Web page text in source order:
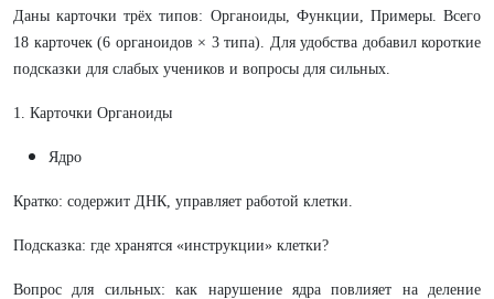
Даны карточки трёх типов: Органоиды, Функции, Примеры. Всего
18 карточек (6 органоидов × 3 типа). Для удобства добавил короткие
подсказки для слабых учеников и вопросы для сильных.
1. Карточки Органоиды
Ядро
Кратко: содержит ДНК, управляет работой клетки.
Подсказка: где хранятся «инструкции» клетки?
Вопрос для сильных: как нарушение ядра повлияет на деление